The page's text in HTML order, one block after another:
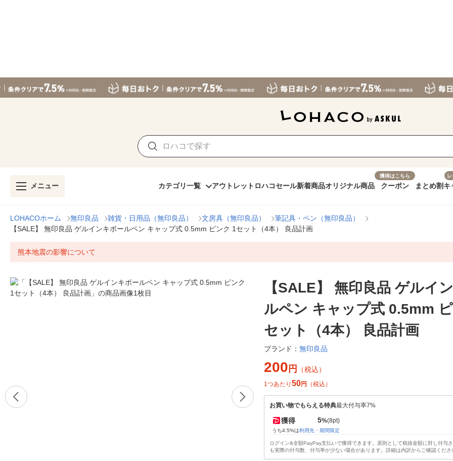
メニュー カテゴリ一覧 アウトレット ロハコセール新着商品オリジナル商品
獲得はこちら
クーポン まとめ割キ
LOHACOホーム 無印良品 雑貨・日用品（無印良品） 文房具（無印良品）
筆記具・ペン（無印良品）
【SALE】 無印良品 ゲルインキボールペン キャップ式 0.5mm ピンク 1セット（4本） 良品計画
熊本地震の影響について
【SALE】 無印良品 ゲルイ
ルペン キャップ式 0.5mm
セット（4本） 良品計画
ブランド： 無印良品
200 円 （税込）
1つあたり 50円 （税込）
お買い物でもらえる特典最大付与率7%
獲得 5%(8pt)
うち4.5%は利用先・期間限定
ログイン&全額PayPay支払いで獲得できます。原則として税抜金額に対し付与
も実際の付与数、付与率が少ない場合があります。詳細は内訳からご確認くださ